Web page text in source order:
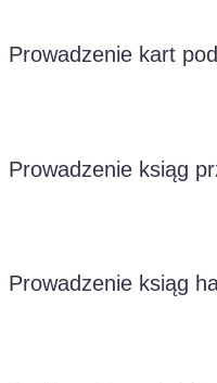
Prowadzenie kart
Prowadzenie ksiąg
Prowadzenie ksiąg